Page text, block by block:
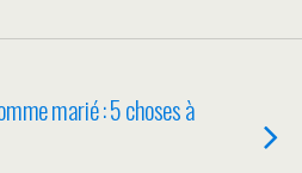
marié : 5 choses à